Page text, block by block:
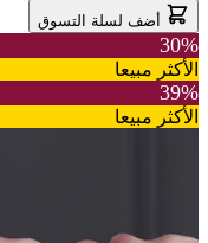
أضف لسلة التسوق
30%
الأكثر مبيعا
39%
الأكثر مبيعا